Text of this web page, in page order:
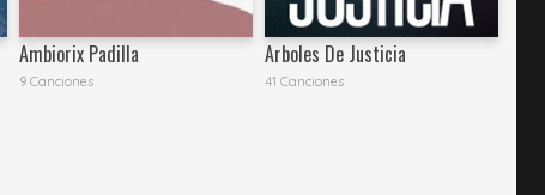
Ambiorix Padilla
9 Canciones
Arboles De Justicia
41 Canciones